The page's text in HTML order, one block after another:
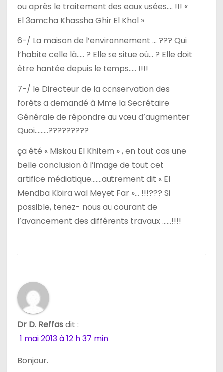
ou après le traitement des eaux usées…. !!! «
El 3amcha Khassha Ghir El Khol »
6-/ La maison de l’environnement … ??? Qui
l’habite celle là….. ? Elle se situe où… ? Elle doit
être hantée depuis le temps….. !!!!
7-/ le Directeur de la conservation des
forêts a demandé à Mme la Secrétaire
Générale de répondre au vœu d’augmenter
Quoi………?????????
ça été « Miskou El Khitem » , en tout cas une
belle conclusion à l’image de tout cet
artifice médiatique…….autrement dit « El
Mendba Kbira wal Meyet Far »… !!!??? Si
possible, tenez- nous au courant de
l’avancement des différents travaux ……!!!!
Dr D. Reffasdit :
1 mai 2013 à 12 h 37 min
Bonjour.